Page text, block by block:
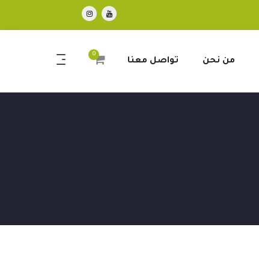
من نحن تواصل معنا
0